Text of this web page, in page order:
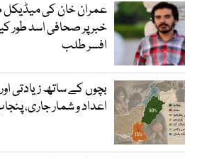
عمران خان کی
خبر پر صحافی اسد
افسر طلب
بچوں کے ساتھ زیادتی
اعداد و شمار جاری،